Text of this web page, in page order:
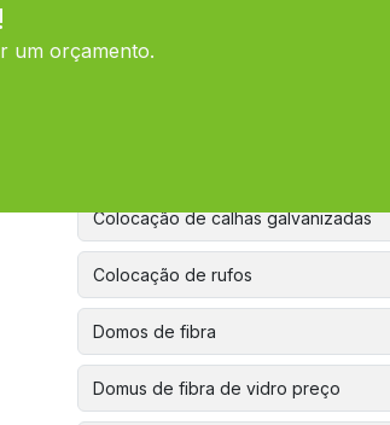
um orçamento.Calha de alumínio preço
Colocação de calhas galvanizadas
Colocação de rufos
Domos de fibra
Domus de fibra de vidro preço